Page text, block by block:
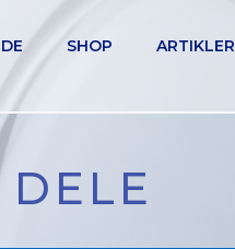
SHOP ARTIKLER